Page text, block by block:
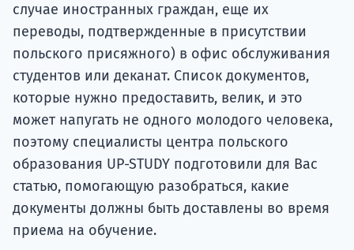
случае иностранных граждан, еще их
переводы, подтвержденные в присутствии
польского присяжного) в офис обслуживания
студентов или деканат. Список документов,
которые нужно предоставить, велик, и это
может напугать не одного молодого человека,
поэтому специалисты центра польского
образования UP-STUDY подготовили для Вас
статью, помогающую разобраться, какие
документы должны быть доставлены во время
приема на обучение.